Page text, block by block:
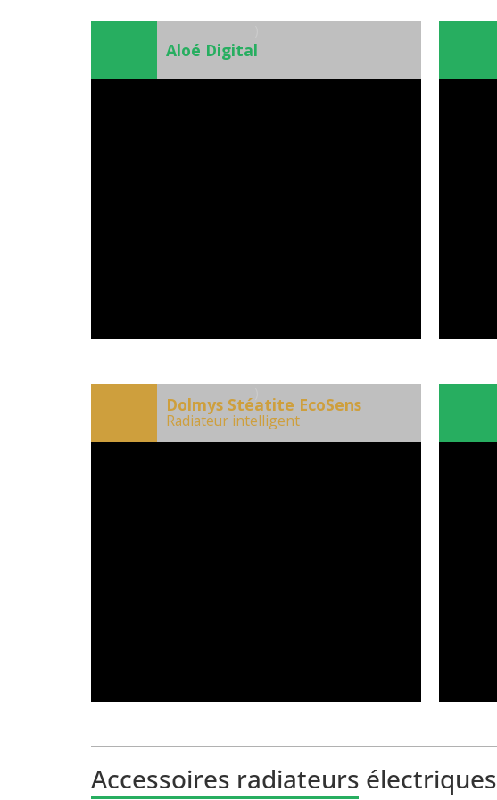
Aloé Digital
Dolmys Stéatite EcoSens
Radiateur intelligent
Accessoires radiateurs électriques